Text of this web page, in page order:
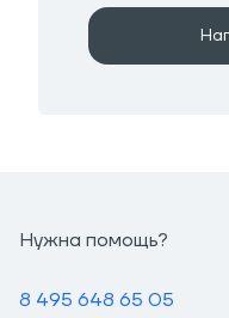
Нужна помощь?
8 495 648 65 05